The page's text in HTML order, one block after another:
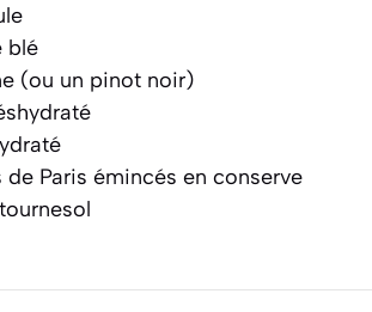
blé
(ou un pinot noir)
Paris émincés en conserve